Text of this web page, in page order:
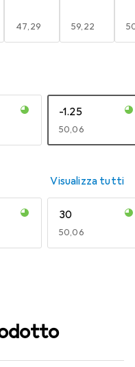
EUR
47,29 EUR
59,22
-1.25
EUR
50,06
Visualizza tutti
30
EUR
50,06